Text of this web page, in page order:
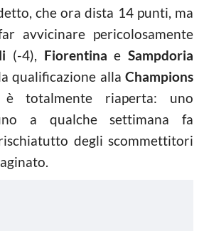
che ora dista 14 punti, ma
avvicinare pericolosamente
(-4), Fiorentina eSampdoria
qualificazione alla Champions
è totalmente riaperta: uno
a qualchesettimana fa
degli scommettitori